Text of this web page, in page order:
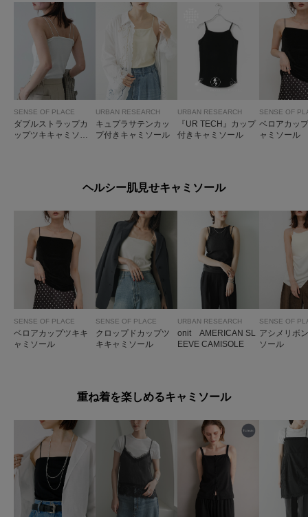
SENSE OF PLACE
ダブルストラップカ
ップツキキャミソー
URBAN RESEARCH
キュプラサテンカッ
プ付きキャミソール
URBAN RESEARCH
『UR TECH』カップ
付きキャミソール
SENSE OF
ベロアカッ
ャミソール
ヘルシー肌見せキャミソール
SENSE OF PLACE
ベロアカップツキキ
ャミソール
SENSE OF PLACE
クロップドカップツ
キキャミソール
URBAN RESEARCH
onit AMERICAN SL
EEVE CAMISOLE
SENSE OF
アシメリボ
ソール
重ね着を楽しめるキャミソール